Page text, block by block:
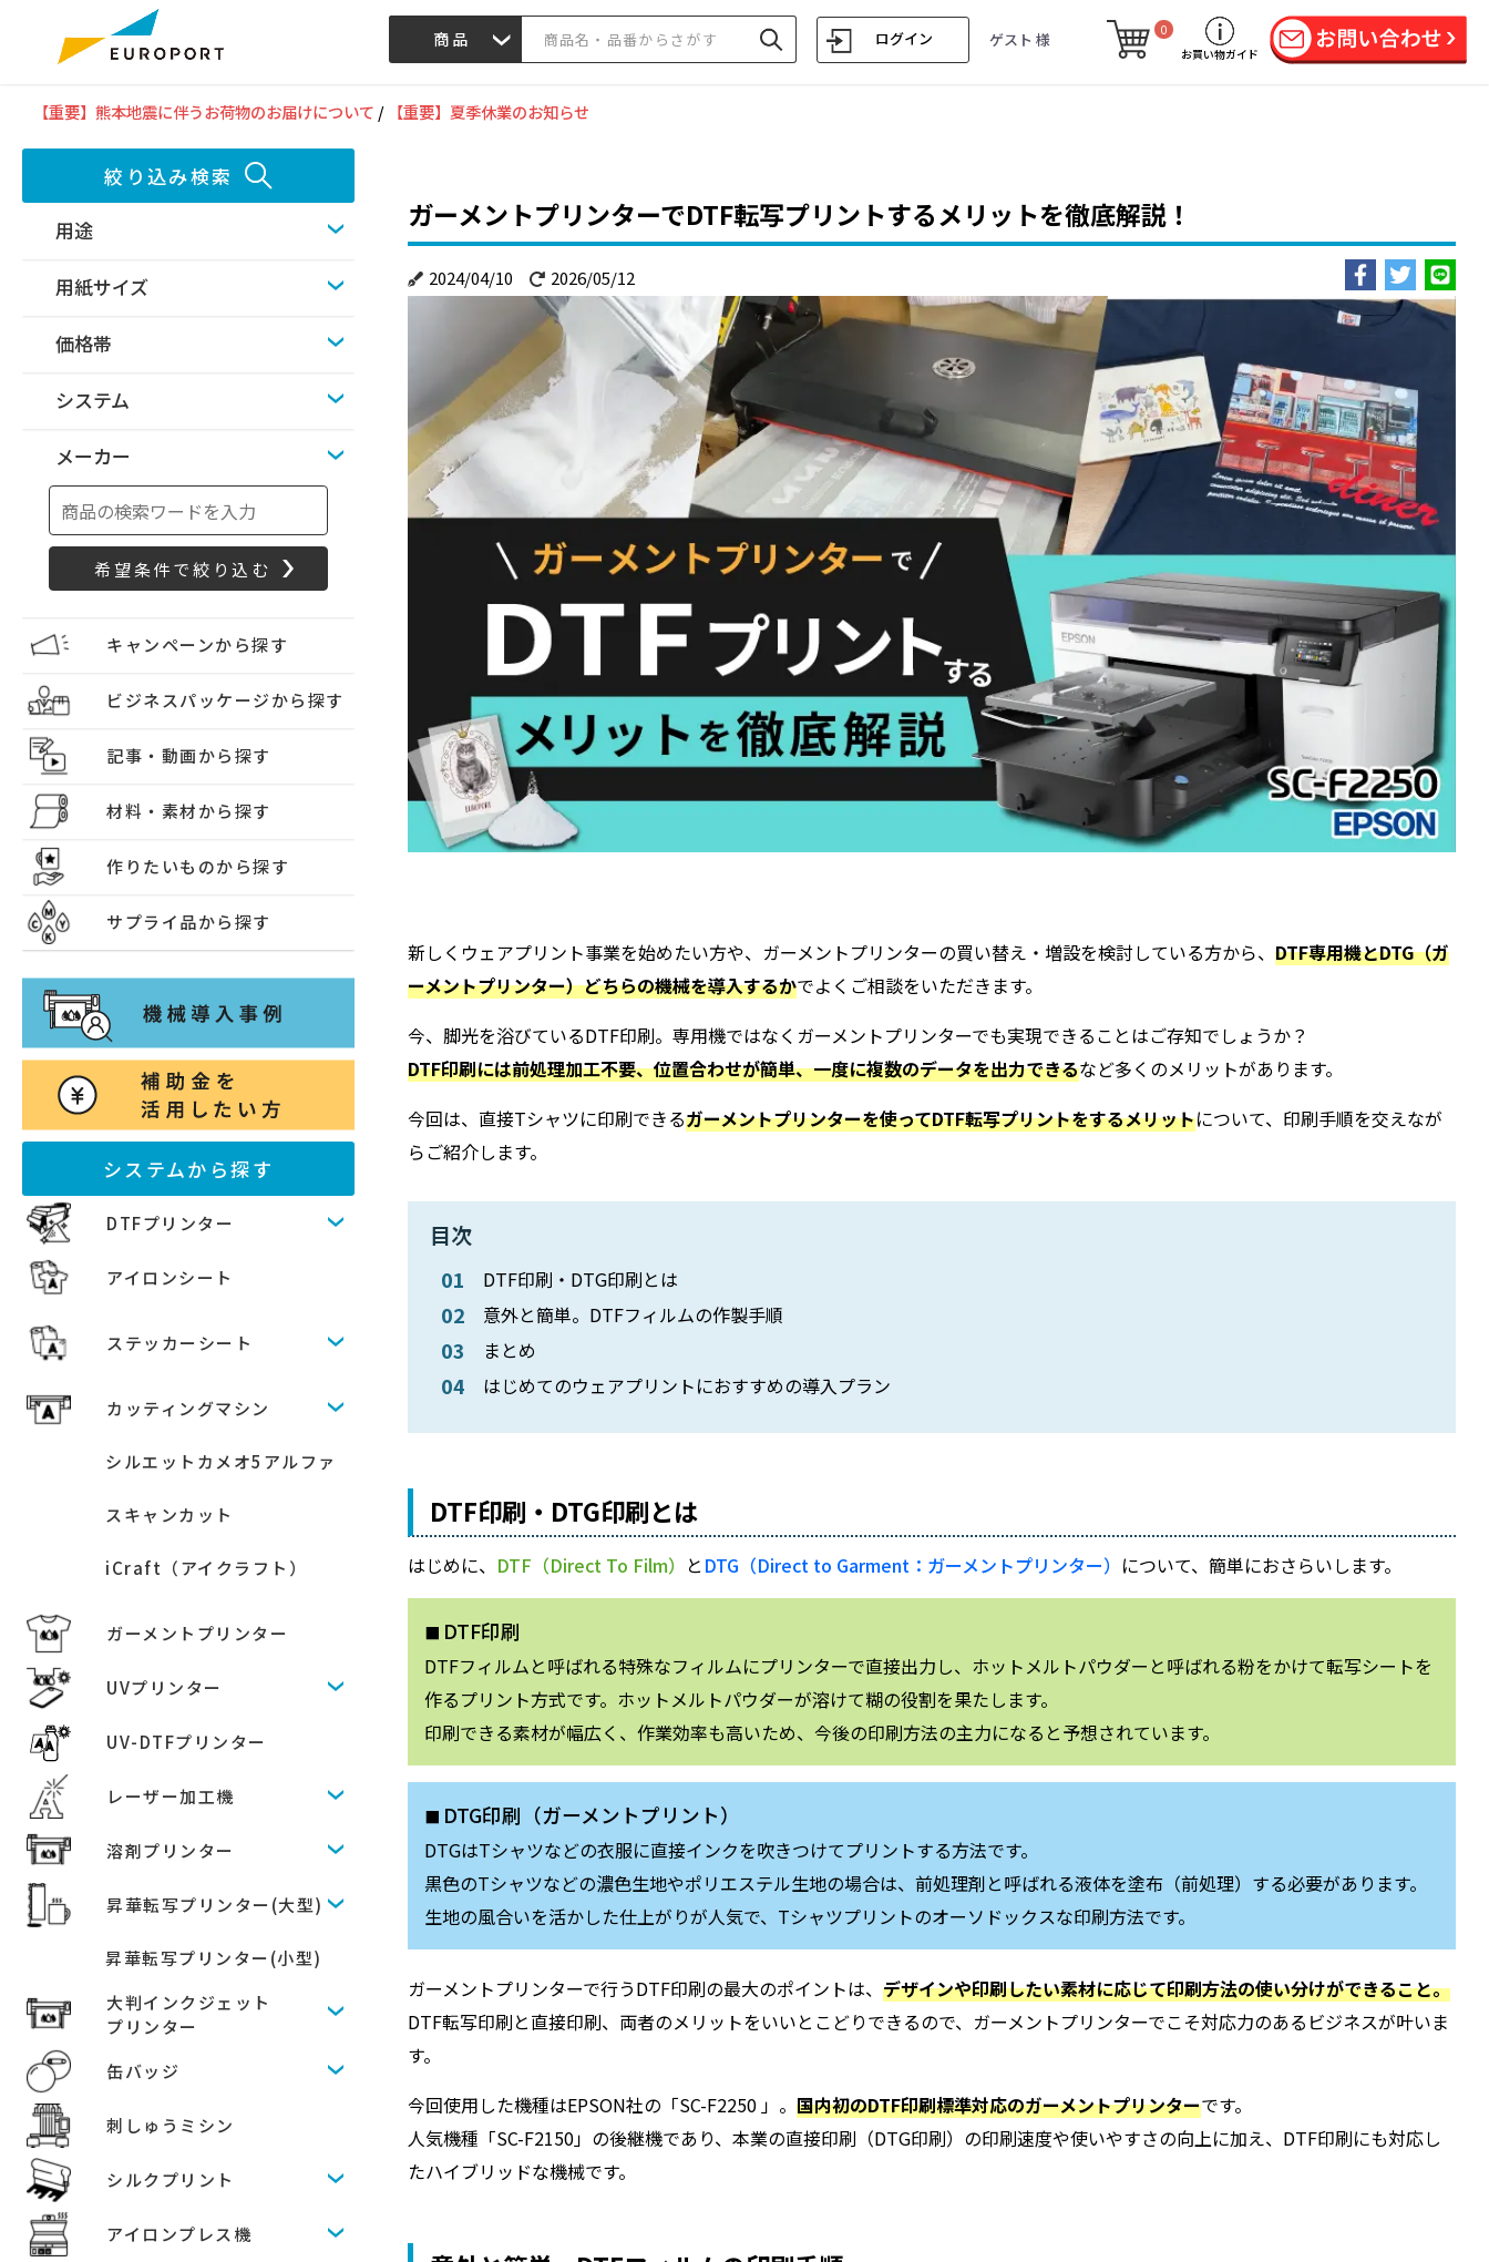
商品 ログイン ゲスト 様
0
お買い物ガイド
【重要】熊本地震に伴うお荷物のお届けについて / 【重要】夏季休業のお知らせ
絞り込み検索
用途
用紙サイズ
価格帯
システム
メーカー
キャンペーンから探す
ビジネスパッケージから探す
記事・動画から探す
材料・素材から探す
作りたいものから探す
サプライ品から探す
システムから探す
DTFプリンター
アイロンシート
ステッカーシート
カッティングマシン
シルエットカメオ5アルファ
スキャンカット
iCraft（アイクラフト）
ガーメントプリンター
UVプリンター
UV-DTFプリンター
レーザー加工機
溶剤プリンター
昇華転写プリンター(大型)
昇華転写プリンター(小型)
大判インクジェット
プリンター
缶バッジ
刺しゅうミシン
シルクプリント
アイロンプレス機
ガーメントプリンターでDTF転写プリントするメリットを徹底解説！
2024/04/10 2026/05/12
新しくウェアプリント事業を始めたい方や、ガーメントプリンターの買い替え・増設を検討している方から、DTF専用機とDTG（ガ
ーメントプリンター）どちらの機械を導入するかでよくご相談をいただきます。
今、脚光を浴びているDTF印刷。専用機ではなくガーメントプリンターでも実現できることはご存知でしょうか？
DTF印刷には前処理加工不要、位置合わせが簡単、一度に複数のデータを出力できるなど多くのメリットがあります。
今回は、直接Tシャツに印刷できるガーメントプリンターを使ってDTF転写プリントをするメリットについて、印刷手順を交えなが
らご紹介します。
目次
DTF印刷・DTG印刷とは
意外と簡単。DTFフィルムの作製手順
まとめ
はじめてのウェアプリントにおすすめの導入プラン
DTF印刷・DTG印刷とは
はじめに、 DTF（Direct To Film） と DTG（Direct to Garment：ガーメントプリンター） について、簡単におさらいします。
DTF印刷
DTFフィルムと呼ばれる特殊なフィルムにプリンターで直接出力し、ホットメルトパウダーと呼ばれる粉をかけて転写シートを
作るプリント方式です。ホットメルトパウダーが溶けて糊の役割を果たします。
印刷できる素材が幅広く、作業効率も高いため、今後の印刷方法の主力になると予想されています。
DTG印刷（ガーメントプリント）
DTGはTシャツなどの衣服に直接インクを吹きつけてプリントする方法です。
黒色のTシャツなどの濃色生地やポリエステル生地の場合は、前処理剤と呼ばれる液体を塗布（前処理）する必要があります。
生地の風合いを活かした仕上がりが人気で、Tシャツプリントのオーソドックスな印刷方法です。
ガーメントプリンターで行うDTF印刷の最大のポイントは、デザインや印刷したい素材に応じて印刷方法の使い分けができること。
DTF転写印刷と直接印刷、両者のメリットをいいとこどりできるので、ガーメントプリンターでこそ対応力のあるビジネスが叶いま
す。
今回使用した機種はEPSON社の「SC-F2250 」。国内初のDTF印刷標準対応のガーメントプリンターです。
人気機種「SC-F2150」の後継機であり、本業の直接印刷（DTG印刷）の印刷速度や使いやすさの向上に加え、DTF印刷にも対応し
たハイブリッドな機械です。